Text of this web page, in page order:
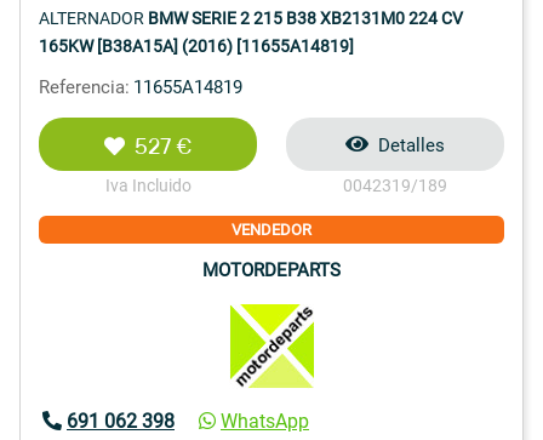
ALTERNADOR BMW SERIE 2 215 B38 XB2131M0 224 CV
165KW [B38A15A] (2016) [11655A14819]
Referencia: 11655A14819
527 €
Iva Incluido
Detalles
0042319/189
VENDEDOR
MOTORDEPARTS
691 062 398
WhatsApp